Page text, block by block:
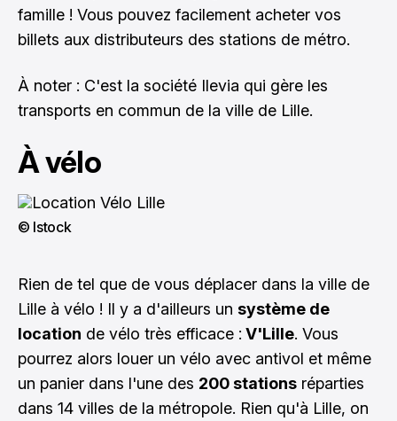
famille ! Vous pouvez facilement acheter vos
billets aux distributeurs des stations de métro.
À noter : C'est la société Ilevia qui gère les
transports en commun de la ville de Lille.
À vélo
© Istock
Rien de tel que de vous déplacer dans la ville de
Lille à vélo ! Il y a d'ailleurs un système de
location de vélo très efficace : V'Lille. Vous
pourrez alors louer un vélo avec antivol et même
un panier dans l'une des 200 stations réparties
dans 14 villes de la métropole. Rien qu'à Lille, on